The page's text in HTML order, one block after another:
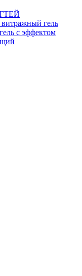
гель
с эффектом